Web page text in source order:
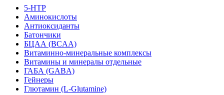
5-HTP
Аминокислоты
Антиоксиданты
Батончики
БЦАА (BCAA)
Витаминно-минеральные комплексы
Витамины и минералы отдельные
ГАБА (GABA)
Гейнеры
Глютамин (L-Glutamine)